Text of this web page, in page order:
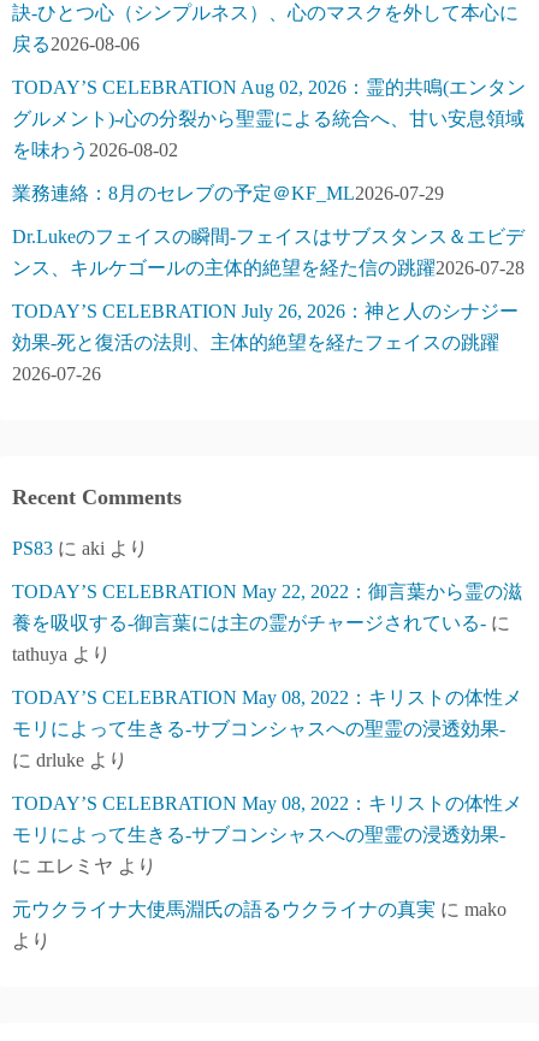
訣-ひとつ心（シンプルネス）、心のマスクを外して本心に
戻る2026-08-06
TODAY’S CELEBRATION Aug 02, 2026：霊的共鳴(エンタン
グルメント)-心の分裂から聖霊による統合へ、甘い安息領域
を味わう 2026-08-02
業務連絡：8月のセレブの予定＠KF_ML2026-07-29
Dr.Lukeのフェイスの瞬間-フェイスはサブスタンス＆エビデ
ンス、キルケゴールの主体的絶望を経た信の跳躍2026-07-28
TODAY’S CELEBRATION July 26, 2026：神と人のシナジー
効果-死と復活の法則、主体的絶望を経たフェイスの跳躍
2026-07-26
Recent Comments
PS83 に aki より
TODAY’S CELEBRATION May 22, 2022：御言葉から霊の滋
養を吸収する-御言葉には主の霊がチャージされている- に
tathuya より
TODAY’S CELEBRATION May 08, 2022：キリストの体性メ
モリによって生きる-サブコンシャスへの聖霊の浸透効果-
に drluke より
TODAY’S CELEBRATION May 08, 2022：キリストの体性メ
モリによって生きる-サブコンシャスへの聖霊の浸透効果-
に エレミヤ より
元ウクライナ大使馬淵氏の語るウクライナの真実 に mako
より